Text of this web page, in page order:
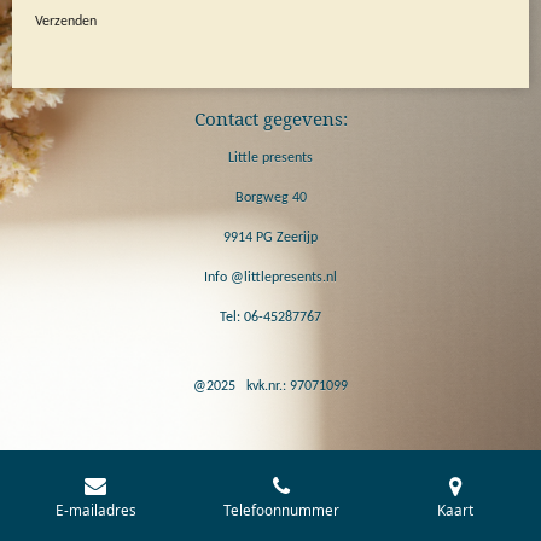
Verzenden
Contact gegevens:
Little presents
Borgweg 40
9914 PG Zeerijp
Info @littlepresents.nl
Tel: 06-45287767
@2025 kvk.nr.: 97071099
E-mailadres Telefoonnummer Kaart